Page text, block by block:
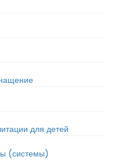
для детей
(системы)